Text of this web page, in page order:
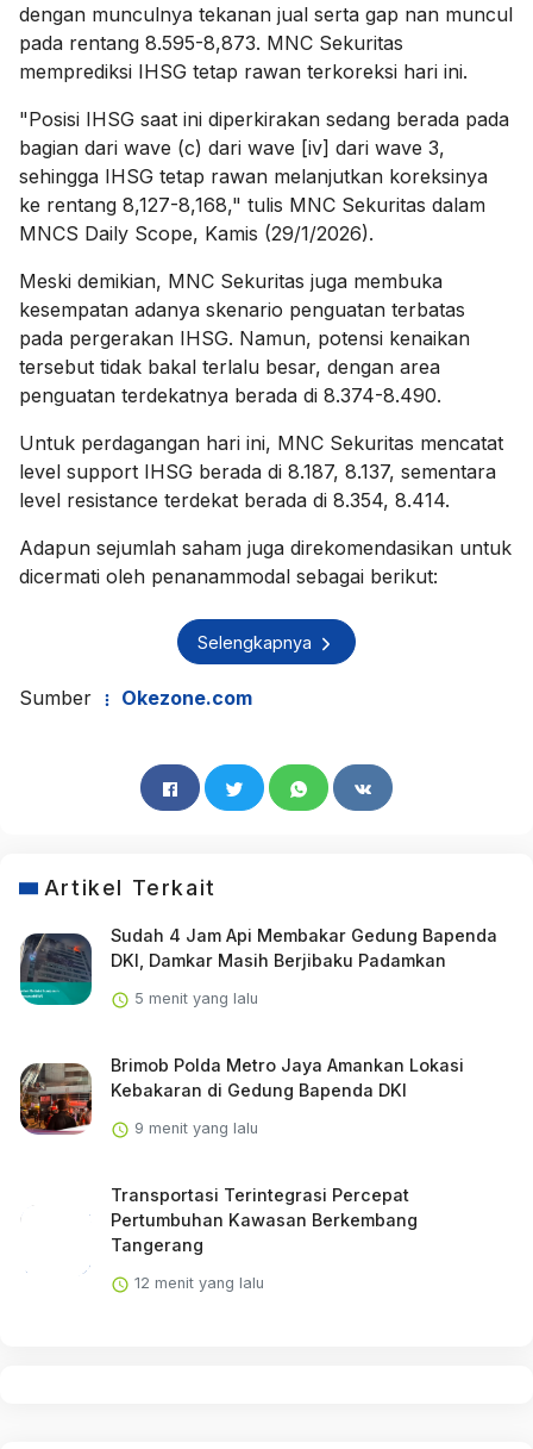
dengan munculnya tekanan jual serta gap nan muncul
pada rentang 8.595-8,873. MNC Sekuritas
memprediksi IHSG tetap rawan terkoreksi hari ini.
"Posisi IHSG saat ini diperkirakan sedang berada pada
bagian dari wave (c) dari wave [iv] dari wave 3,
sehingga IHSG tetap rawan melanjutkan koreksinya
ke rentang 8,127-8,168," tulis MNC Sekuritas dalam
MNCS Daily Scope, Kamis (29/1/2026).
Meski demikian, MNC Sekuritas juga membuka
kesempatan adanya skenario penguatan terbatas
pada pergerakan IHSG. Namun, potensi kenaikan
tersebut tidak bakal terlalu besar, dengan area
penguatan terdekatnya berada di 8.374-8.490.
Untuk perdagangan hari ini, MNC Sekuritas mencatat
level support IHSG berada di 8.187, 8.137, sementara
level resistance terdekat berada di 8.354, 8.414.
Adapun sejumlah saham juga direkomendasikan untuk
dicermati oleh penanammodal sebagai berikut:
Selengkapnya
Sumber Okezone.com
Artikel Terkait
Sudah 4 Jam Api Membakar Gedung Bapenda
DKI, Damkar Masih Berjibaku Padamkan
5 menit yang lalu
Brimob Polda Metro Jaya Amankan Lokasi
Kebakaran di Gedung Bapenda DKI
9 menit yang lalu
Transportasi Terintegrasi Percepat
Pertumbuhan Kawasan Berkembang
Tangerang
12 menit yang lalu